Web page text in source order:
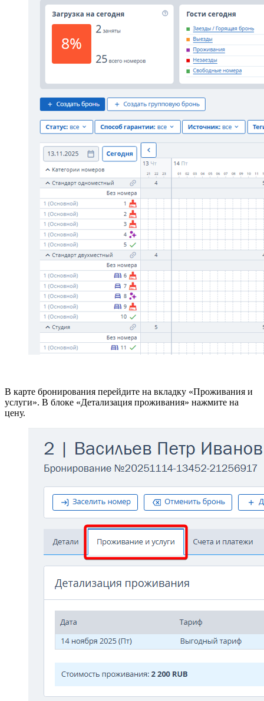
В карте бронирования перейдите на вкладку «Проживания и
услуги». В блоке «Детализация проживания» нажмите на
цену.